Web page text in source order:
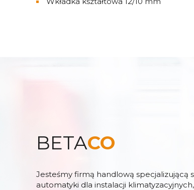
BETACO
Jesteśmy firmą handlową specjalizującą
automatyki dla instalacji